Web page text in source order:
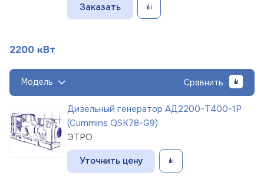
Заказать
2200 кВт
Модель Сравнить
Дизельный генератор АД2200-Т400-1Р
(Cummins QSK78-G9)
ЭТРО
Уточнить цену